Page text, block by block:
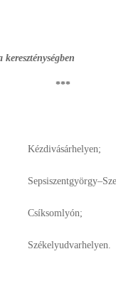
kereszténységben
***
Kézdivásárhelyen;
Csíksomlyón;
Székelyudvarhelyen.